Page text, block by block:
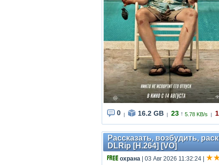
0 16.2 GB 23 ↑ 5.78 KB/s 1
Рассказать, возбудить,
DLRip [H.264] [VO]
охрана | 03 Авг 2026 11:32:24